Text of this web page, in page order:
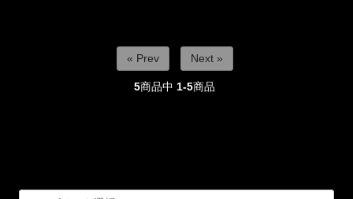
« Prev Next »
5商品中 1-5商品